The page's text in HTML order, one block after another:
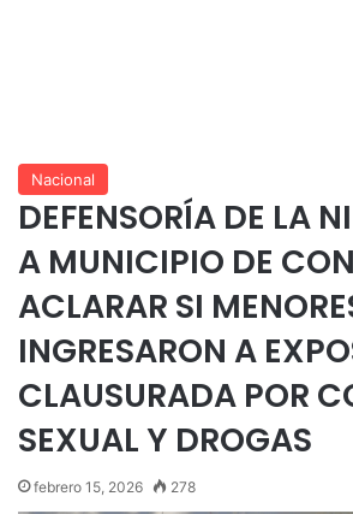
Nacional
DEFENSORÍA DE LA
A MUNICIPIO DE
ACLARAR SI
INGRESARON A
CLAUSURADA POR
SEXUAL Y DROGAS
febrero 15, 2026 278